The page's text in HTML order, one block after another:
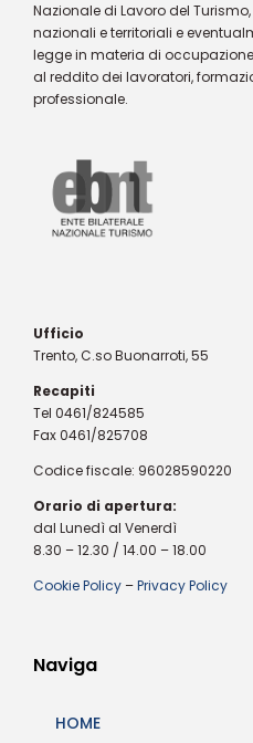
Nazionale di Lavoro del
nazionali e territoriali e
legge in materia di
al reddito dei lavoratori,
professionale.
Ufficio
Trento, C.so Buonarroti, 55
Recapiti
Tel 0461/824585
Fax 0461/825708
Codice fiscale: 96028590220
Orario di apertura:
dal Lunedì al Venerdì
8.30 – 12.30 / 14.00 – 18.00
Cookie Policy –Privacy Policy
Naviga
HOME